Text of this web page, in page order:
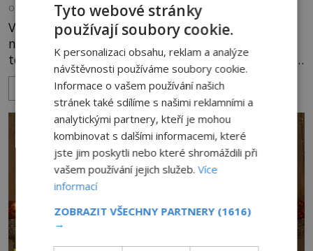
OD FILIP APPL 7.8.2026 4.8TIS
Vodní monstra jsou poměrně častým koloritem
nejrůznějších jezer, řek či ostrovů. Mnozí skeptici
to přikládají hlavně snaze dané místo zviditelnit a
přitáhnout k němu pozornost záhadám
nakloněných turistů. Je to také případ kyperského
tvora jménem Ayia Napa? Nebo se může za
legendami o něm ukrývat nějaký pravdivý základ?
V blízkosti Mysu Greco, jak se přez
ZOBRAZIT VÍCE
Tyto webové stránky
používají soubory cookie.
K personalizaci obsahu, reklam a analýze
návštěvnosti používáme soubory cookie.
Informace o vašem používání našich
stránek také sdílíme s našimi reklamními a
analytickými partnery, kteří je mohou
kombinovat s dalšími informacemi, které
jste jim poskytli nebo které shromáždili při
vašem používání jejich služeb.Více
informací
ZOBRAZIT VŠECHNY PARTNERY (1616)
→